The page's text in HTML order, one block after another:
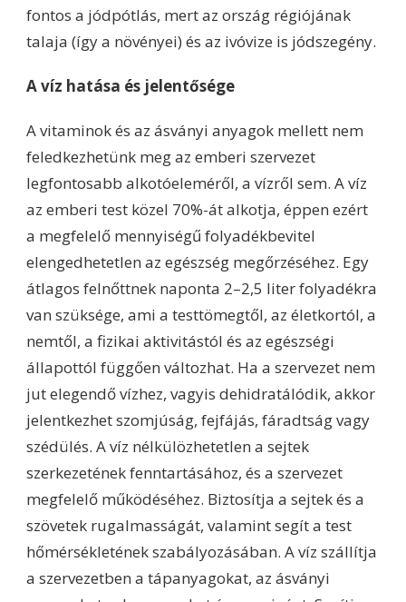
fontos a jódpótlás, mert az ország régiójának
talaja (így a növényei) és az ivóvize is jódszegény.
A víz hatása és jelentősége
A vitaminok és az ásványi anyagok mellett nem
feledkezhetünk meg az emberi szervezet
legfontosabb alkotóeleméről, a vízről sem. A víz
az emberi test közel 70%-át alkotja, éppen ezért
a megfelelő mennyiségű folyadékbevitel
elengedhetetlen az egészség megőrzéséhez. Egy
átlagos felnőttnek naponta 2–2,5 liter folyadékra
van szüksége, ami a testtömegtől, az életkortól, a
nemtől, a fizikai aktivitástól és az egészségi
állapottól függően változhat. Ha a szervezet nem
jut elegendő vízhez, vagyis dehidratálódik, akkor
jelentkezhet szomjúság, fejfájás, fáradtság vagy
szédülés. A víz nélkülözhetetlen a sejtek
szerkezetének fenntartásához, és a szervezet
megfelelő működéséhez. Biztosítja a sejtek és a
szövetek rugalmasságát, valamint segít a test
hőmérsékletének szabályozásában. A víz szállítja
a szervezetben a tápanyagokat, az ásványi